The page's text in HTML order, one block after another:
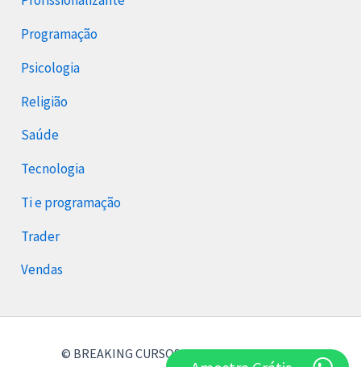
Programação
Psicologia
Religião
Saúde
Tecnologia
Ti e programação
Trader
Vendas
© BREAKING CURSOS 2026 Breaking Cursos